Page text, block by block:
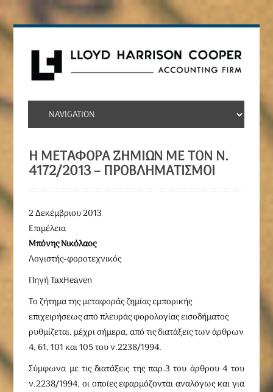
Η ΜΕΤΑΦΟΡΆ ΖΗΜΙΏΝ ΜΕ ΤΟΝ Ν.
4172/2013 – ΠΡΟΒΛΗΜΑΤΙΣΜΟΊ
2 Δεκέμβριου 2013
Επιμέλεια
Μπόνης Νικόλαος
Λογιστής-φοροτεχνικός
Πηγή TaxHeaven
Το ζήτημα της μεταφοράς ζημίας εμπορικής
επιχειρήσεως από πλευράς φορολογίας εισοδήματος
ρυθμίζεται, μέχρι σήμερα, από τις διατάξεις των άρθρων
4, 61, 101 και 105 του ν.2238/1994.
Σύμφωνα με τις διατάξεις της παρ.3 του άρθρου 4 του
ν.2238/1994, οι οποίες εφαρμόζονται αναλόγως και για